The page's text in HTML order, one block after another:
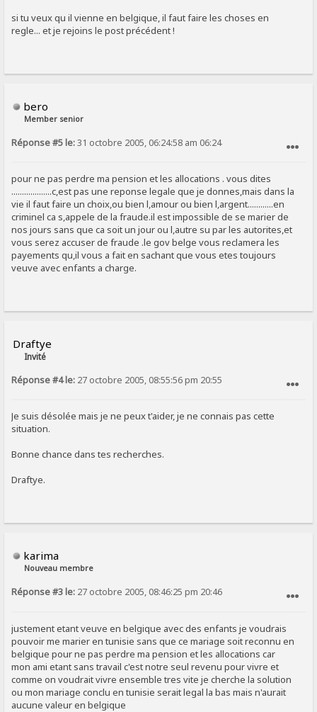
si tu veux qu il vienne en belgique, il faut faire les choses en
regle... et je rejoins le post précédent !
bero
Member senior
Réponse #5 le:31 octobre 2005, 06:24:58 am 06:24
pour ne pas perdre ma pension et les allocations . vous dites
...................c,est pas une reponse legale que je donnes,mais dans la
vie il faut faire un choix,ou bien l,amour ou bien l,argent............en
criminel ca s,appele de la fraude.il est impossible de se marier de
nos jours sans que ca soit un jour ou l,autre su par les autorites,et
vous serez accuser de fraude .le gov belge vous reclamera les
payements qu,il vous a fait en sachant que vous etes toujours
veuve avec enfants a charge.
Draftye
Invité
Réponse #4 le: 27 octobre 2005, 08:55:56 pm 20:55
Je suis désolée mais je ne peux t'aider, je ne connais pas cette
situation.
Bonne chance dans tes recherches.
Draftye.
karima
Nouveau membre
Réponse #3 le: 27 octobre 2005, 08:46:25 pm 20:46
justement etant veuve en belgique avec des enfants je voudrais
pouvoir me marier en tunisie sans que ce mariage soit reconnu en
belgique pour ne pas perdre ma pension et les allocations car
mon ami etant sans travail c'est notre seul revenu pour vivre et
comme on voudrait vivre ensemble tres vite je cherche la solution
ou mon mariage conclu en tunisie serait legal la bas mais n'aurait
aucune valeur en belgique